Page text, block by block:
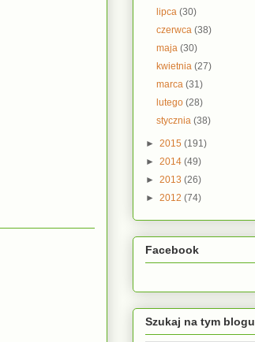
lipca(30)
czerwca(38)
maja(30)
kwietnia(27)
marca(31)
lutego(28)
stycznia(38)
► 2015 (191)
► 2014 (49)
► 2013 (26)
► 2012 (74)
Facebook
Szukaj na tym blogu